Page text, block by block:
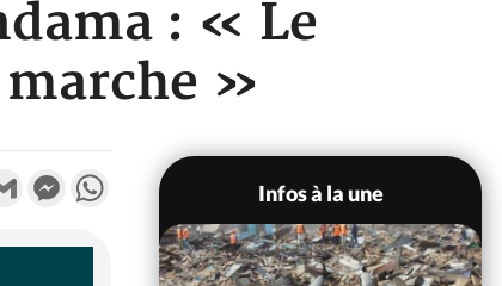
: « Le
marche »
Gmail MessengerWhatsApp
Infos à la une